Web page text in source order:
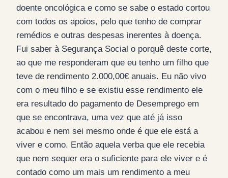
doente oncológica e como se sabe o estado cortou
com todos os apoios, pelo que tenho de comprar
remédios e outras despesas inerentes à doença.
Fui saber à Segurança Social o porquê deste corte,
ao que me responderam que eu tenho um filho que
teve de rendimento 2.000,00€ anuais. Eu não vivo
com o meu filho e se existiu esse rendimento ele
era resultado do pagamento de Desemprego em
que se encontrava, uma vez que até já isso
acabou e nem sei mesmo onde é que ele está a
viver e como. Então aquela verba que ele recebia
que nem sequer era o suficiente para ele viver e é
contado como um mais um rendimento a meu